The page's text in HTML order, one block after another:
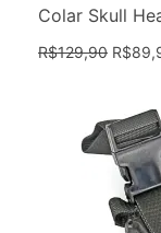
Colar Skull
R$129,90 R$